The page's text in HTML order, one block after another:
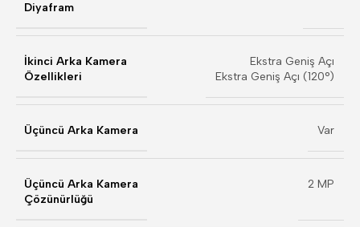
Diyafram
İkinci Arka Kamera
Özellikleri
Ekstra Geniş Açı
Ekstra Geniş Açı (120°)
Üçüncü Arka Kamera Var
Üçüncü Arka Kamera
Çözünürlüğü
2 MP